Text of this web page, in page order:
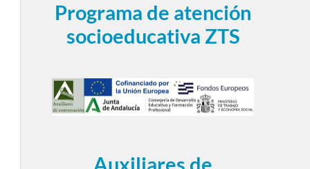
Programa de atención
socioeducativa ZTS